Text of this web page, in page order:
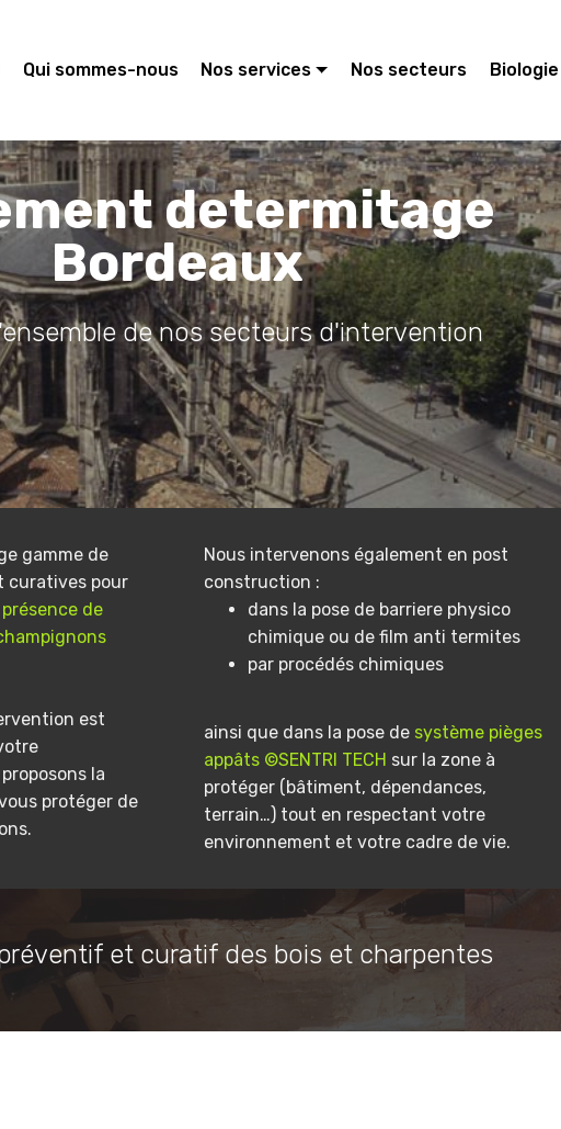
Qui sommes-nous Nos services Nos secteurs Biologie
determitage
Bordeaux
de nos secteurs d'intervention
gamme de
curatives pour
présence de
est
la
protéger de
Nous intervenons également en post
construction :
dans la pose de barriere physico
chimique ou de film anti termites
par procédés chimiques
ainsi que dans la pose de système pièges
appâts ©SENTRI TECH sur la zone à
protéger (bâtiment, dépendances,
terrain…) tout en respectant votre
environnement et votre cadre de vie.
et curatif des bois et charpentes